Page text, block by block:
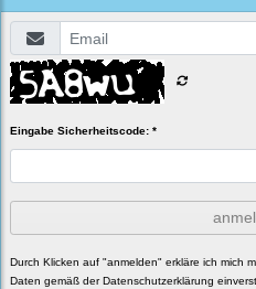
Eingabe Sicherheitscode: *
Durch Klicken auf "anmelden" erkläre ich mich
Daten gemäß der Datenschutzerklärung